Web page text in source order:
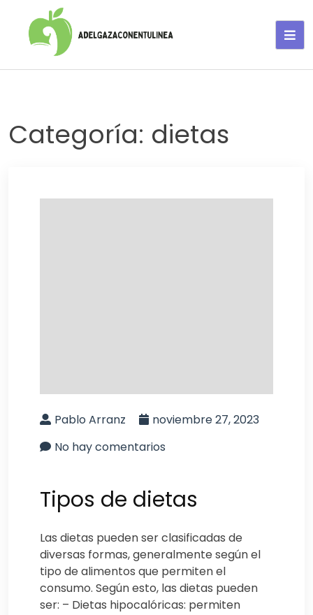
alimentos saludables
Categoría: dietas
Pablo Arranz
noviembre 27, 2023
No hay comentarios
Tipos de dietas
Las dietas pueden ser clasificadas de
diversas formas, generalmente según el
tipo de alimentos que permiten el
consumo. Según esto, las dietas pueden
ser: – Dietas hipocalóricas: permiten